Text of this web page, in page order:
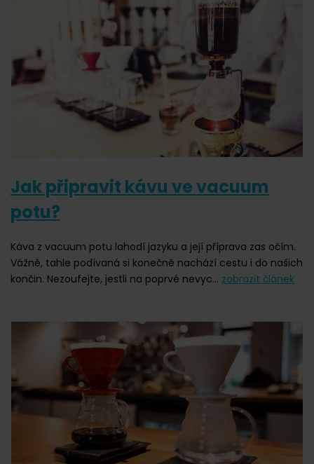
Jak připravit kávu ve vacuum
potu?
Káva z vacuum potu lahodí jazyku a její příprava zas očím.
Vážně, tahle podívaná si konečně nachází cestu i do našich
končin. Nezoufejte, jestli na poprvé nevyc... zobrazit článek